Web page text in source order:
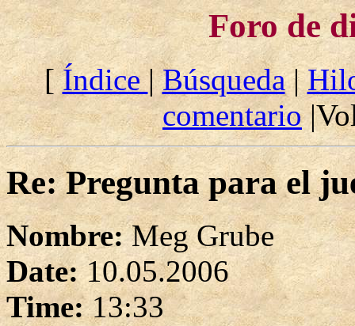
Foro de
[Índice|Búsqueda|
comentario
Re: Pregunta para el
Nombre:Meg Grube
Date:10.05.2006
Time:13:33